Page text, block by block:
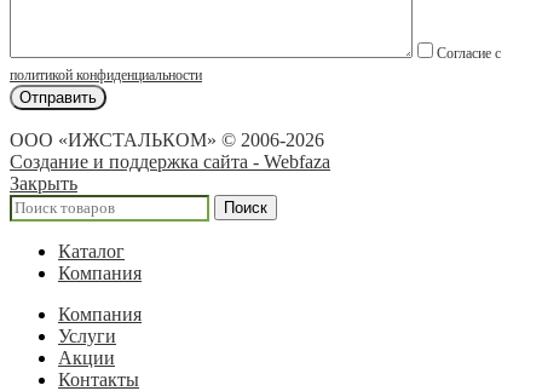
Согласие с
политикой конфиденциальности
ООО «ИЖСТАЛЬКОМ» © 2006-2026
Создание и поддержка сайта - Webfaza
Закрыть
Поиск
Каталог
Компания
Компания
Услуги
Акции
Контакты